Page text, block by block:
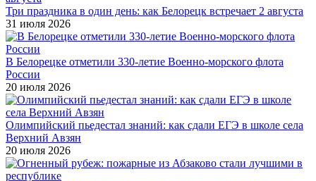
Три праздника в один день: как Белорецк встречает 2 августа
31 июля 2026
В Белорецке отметили 330-летие Военно-морского флота
России
20 июля 2026
Олимпийский пьедестал знаний: как сдали ЕГЭ в школе села
Верхний Авзян
20 июля 2026